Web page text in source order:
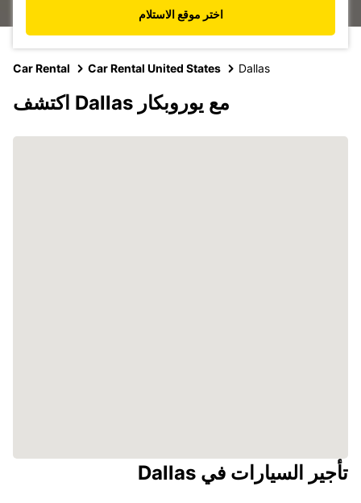
اختر موقع الاستلام
Car Rental Car Rental United States Dallas
اكتشف Dallas مع يوروبكار
تأجير السيارات في Dallas